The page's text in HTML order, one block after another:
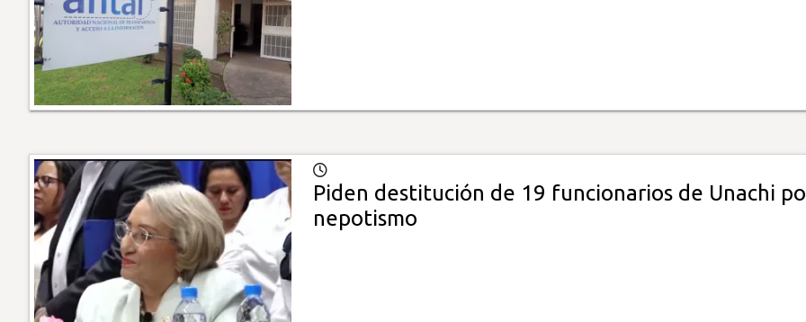
Piden destitución de 19 funcionarios de Unachi
nepotismo